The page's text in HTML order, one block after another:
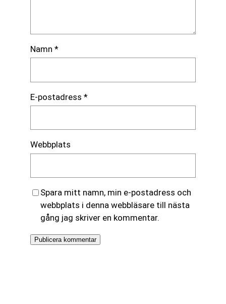
Namn *
E-postadress *
Webbplats
Spara mitt namn, min e-postadress och
webbplats i denna webbläsare till nästa
gång jag skriver en kommentar.